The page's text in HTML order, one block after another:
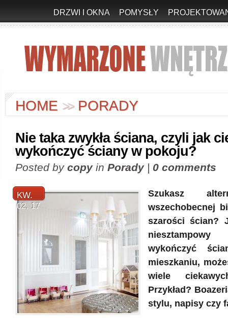
DRZWI I OKNA POMYSŁY
HOME >>PORADY
Nie taka zwykła ściana, czyli jak
wykończyć ściany w pokoju?
Posted by copyin Porady| 0 comments
KW.
02, 17
Szukasz
wszechobecnej
szarości ścian?
wykończyć
mieszkaniu,
wiele
Przykład?
stylu, napisy czy